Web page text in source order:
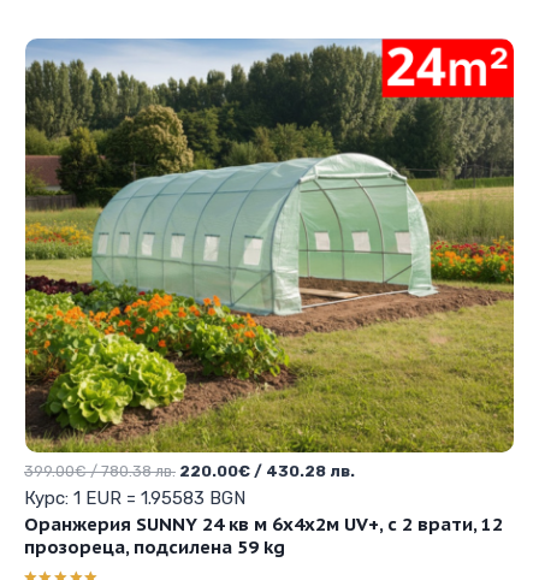
Оранжерия SUNNY 24 кв м 6х4х2м UV+, с 2 врати, 12
прозореца, подсилена 59 kg
399.00€/ 780.38 лв. Original
price
was:
399.00€
220.00€ / 430.28 лв.Текущата
е:
Курс: 1 EUR = 1.95583 BGN